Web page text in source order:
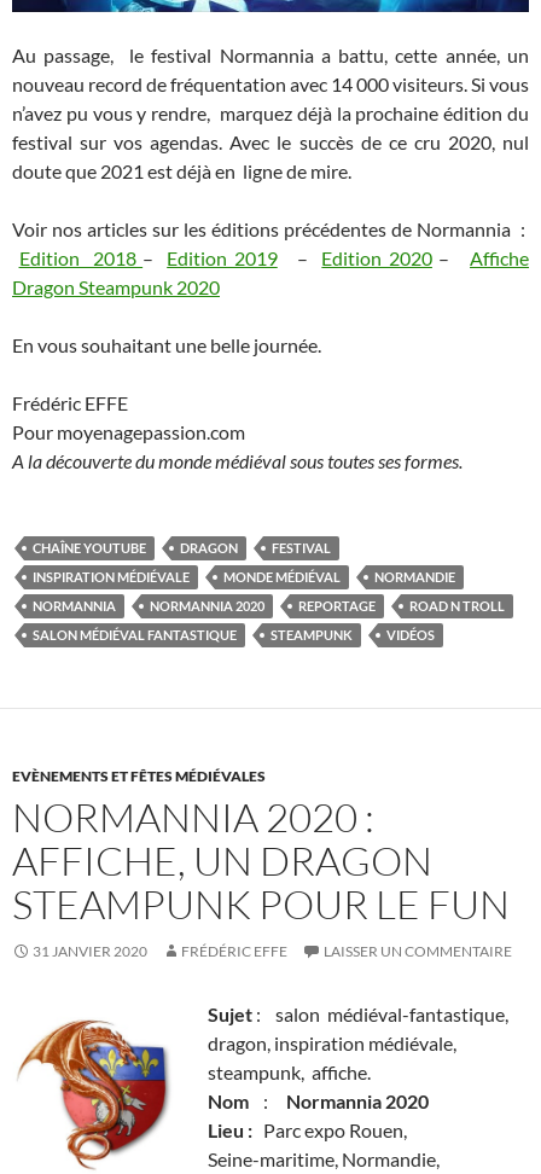
Au passage, le festival Normannia a battu, cette année, un
nouveau record de fréquentation avec 14 000 visiteurs. Si vous
n’avez pu vous y rendre, marquez déjà la prochaine édition du
festival sur vos agendas. Avec le succès de ce cru 2020, nul
doute que 2021 est déjà en ligne de mire.
Voir nos articles sur les éditions précédentes de Normannia :
Edition 2018 – Edition 2019– Edition 2020–Affiche
Dragon Steampunk 2020
En vous souhaitant une belle journée.
Frédéric EFFE
Pour moyenagepassion.com
A la découverte du monde médiéval sous toutes ses formes.
CHAÎNE YOUTUBE DRAGON
FESTIVAL
INSPIRATION MÉDIÉVALE
MONDE MÉDIÉVAL
NORMANDIE
NORMANNIA
NORMANNIA 2020 REPORTAGE
ROAD N TROLL
SALON MÉDIÉVAL FANTASTIQUE
STEAMPUNK VIDÉOS
EVÈNEMENTS ET FÊTES MÉDIÉVALES
NORMANNIA 2020 :
AFFICHE, UN DRAGON
STEAMPUNK POUR LE FUN
31 JANVIER 2020 FRÉDÉRIC EFFE LAISSER UN COMMENTAIRE
Sujet : salon médiéval-fantastique,
dragon, inspiration médiévale,
steampunk, affiche.
Nom
: Normannia 2020
Lieu : Parc expo Rouen,
Seine-maritime, Normandie,